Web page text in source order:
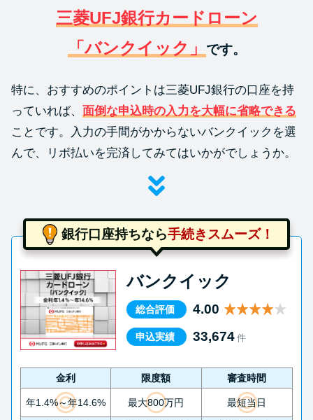
三菱UFJ銀行カードローン
「バンクイック」
です。
特に、おすすめのポイントは三菱UFJ銀行の口座を持
っていれば、 面倒な申込時の入力を大幅に省略できる
ことです。入力の手間がかからないバンクイックを選
んで、リボ払いを完済してみてはいかがでしょうか。
銀行口座持ちなら手続きスムーズ！
バンクイック
総合評価 4.00
申込実績 33,674 件
金利 限度額 審査時間
年1.4%～年14.6% 最大800万円 最短当日